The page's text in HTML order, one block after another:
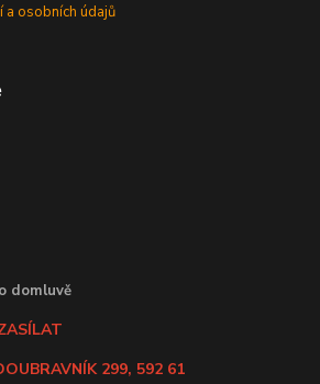
a osobních údajů
domluvě
299, 592 61